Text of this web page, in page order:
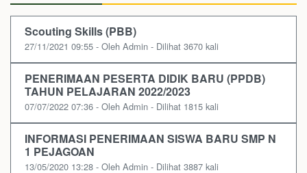
Scouting Skills (PBB)
27/11/2021 09:55 - Oleh Admin - Dilihat 3670 kali
PENERIMAAN PESERTA DIDIK BARU (PPDB)
TAHUN PELAJARAN 2022/2023
07/07/2022 07:36 - Oleh Admin - Dilihat 1815 kali
INFORMASI PENERIMAAN SISWA BARU SMP N
1 PEJAGOAN
13/05/2020 13:28 - Oleh Admin - Dilihat 3887 kali